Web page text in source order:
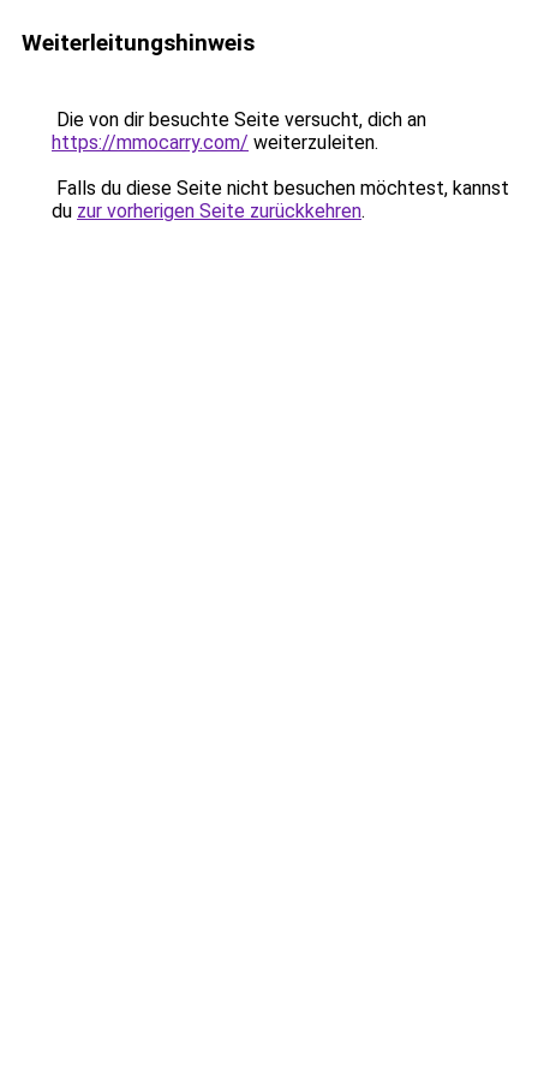
Weiterleitungshinweis
Die von dir besuchte Seite versucht, dich an
https://mmocarry.com/ weiterzuleiten.
Falls du diese Seite nicht besuchen möchtest, kannst
du zur vorherigen Seite zurückkehren.